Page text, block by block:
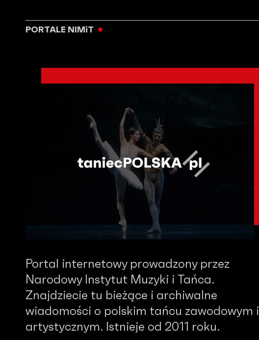
PORTALE NIMiT
Portal internetowy prowadzony przez
Narodowy Instytut Muzyki i Tańca.
Znajdziecie tu bieżące i archiwalne
wiadomości o polskim tańcu zawodowym i
artystycznym. Istnieje od 2011 roku.